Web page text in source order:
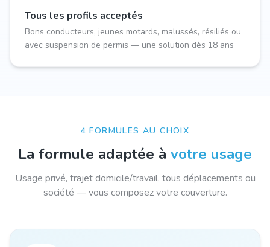
Tous les profils acceptés
Bons conducteurs, jeunes motards, malussés, résiliés ou
avec suspension de permis — une solution dès 18 ans
4 FORMULES AU CHOIX
La formule adaptée à votre usage
Usage privé, trajet domicile/travail, tous déplacements ou
société — vous composez votre couverture.